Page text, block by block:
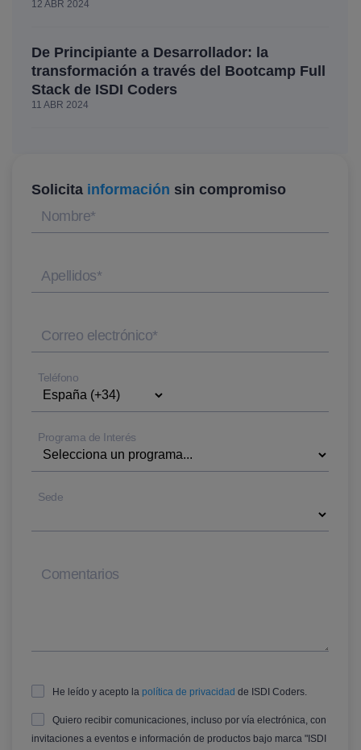
12 ABR 2024
De Principiante a Desarrollador: la
transformación a través del Bootcamp Full
Stack de ISDI Coders
11 ABR 2024
Solicita información sin compromiso
Nombre*
Apellidos*
Correo electrónico*
Teléfono
Programa de Interés
Sede
Comentarios
He leído y acepto la política de privacidad de ISDI Coders.
Quiero recibir comunicaciones, incluso por vía electrónica, con
invitaciones a eventos e información de productos bajo marca "ISDI